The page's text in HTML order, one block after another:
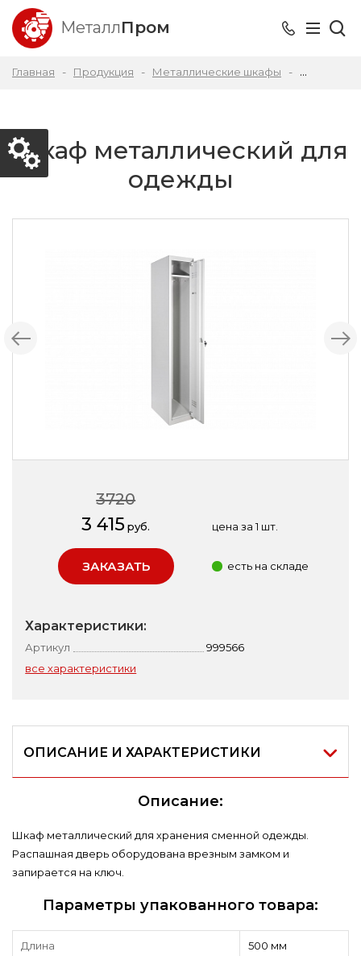
МеталлПром
Главная Продукция Металлические шкафы Шкаф
Шкаф металлический для
одежды
3720
3 415 руб. цена за 1 шт.
ЗАКАЗАТЬ есть на складе
Характеристики:
Артикул
999566
все характеристики
ОПИСАНИЕ И ХАРАКТЕРИСТИКИ
Описание:
Шкаф металлический для хранения сменной одежды.
Распашная дверь оборудована врезным замком и
запирается на ключ.
Параметры упакованного товара:
Длина 500 мм